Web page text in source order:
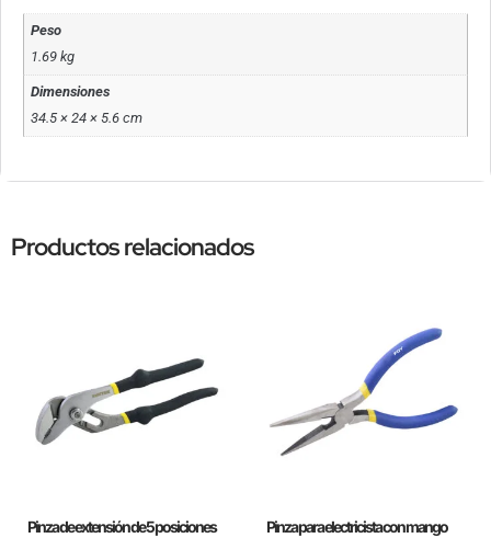
Peso
1.69 kg
Dimensiones
34.5 × 24 × 5.6 cm
Productos relacionados
Pinza de extensión de 5 posiciones
Pinza para electricista con mango